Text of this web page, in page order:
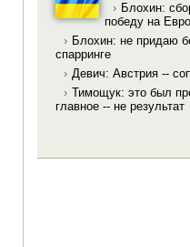
› Блохин:
победу на
› Блохин: не придаю
спарринге
› Девич: Австрия --
› Тимощук: это был
главное -- не результат